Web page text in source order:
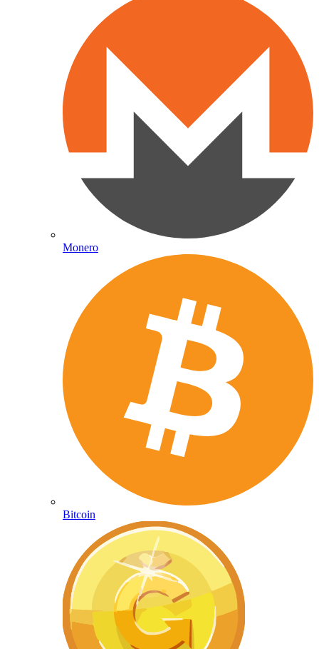
Monero
Bitcoin